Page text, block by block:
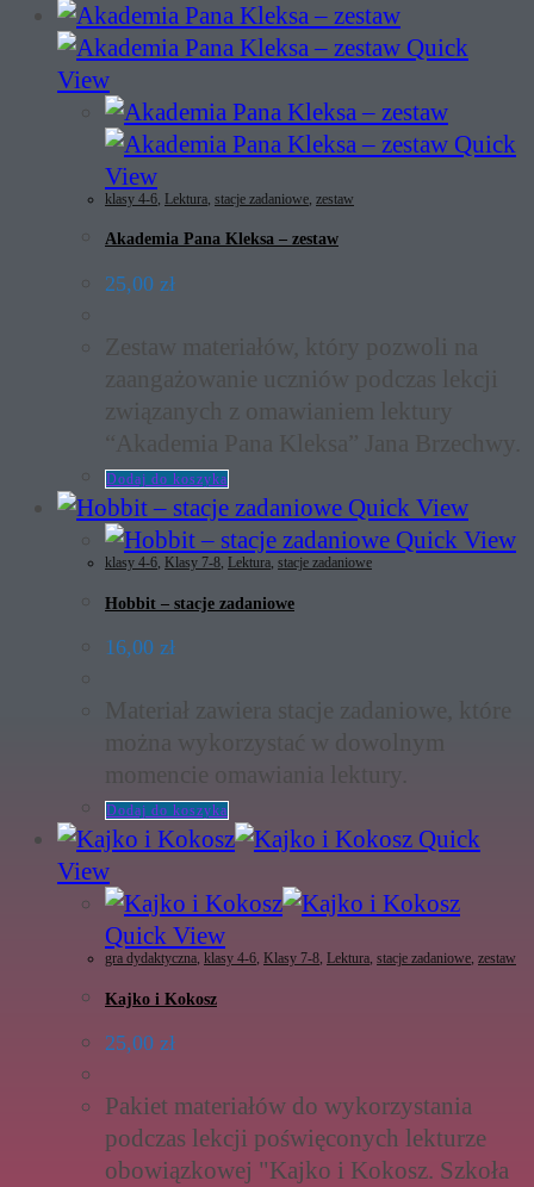
Quick
View
Quick
View
klasy 4-6 Lektura stacje zadaniowe zestaw
Akademia Pana Kleksa – zestaw
25,00 zł
Zestaw materiałów, który pozwoli na
zaangażowanie uczniów podczas lekcji
związanych z omawianiem lektury
“Akademia Pana Kleksa” Jana Brzechwy.
Dodaj do koszyka
Quick View
Quick View
klasy 4-6, Klasy 7-8, Lektura, stacje zadaniowe
Hobbit – stacje zadaniowe
16,00 zł
Materiał zawiera stacje zadaniowe, które
można wykorzystać w dowolnym
momencie omawiania lektury.
Dodaj do koszyka
Quick
View
Quick View
gra dydaktyczna, klasy 4-6, Klasy 7-8, Lektura, stacje zadaniowe, zestaw
Kajko i Kokosz
25,00 zł
Pakiet materiałów do wykorzystania
podczas lekcji poświęconych lekturze
obowiązkowej "Kajko i Kokosz. Szkoła